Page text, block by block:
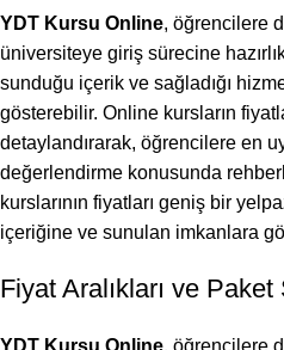
YDT Kursu Online, öğrencilere
üniversiteye giriş sürecine
sunduğu içerik ve sağladığı
gösterebilir. Online kursların
detaylandırarak, öğrencilere en
değerlendirme konusunda
kurslarının fiyatları geniş bir
içeriğine ve sunulan imkanlara
Fiyat Aralıkları ve
YDT Kursu Online, öğrencilere